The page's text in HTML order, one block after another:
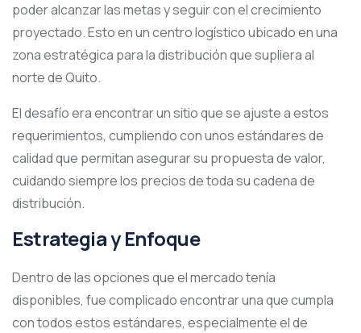
poder alcanzar las metas y seguir con el crecimiento
proyectado. Esto en un centro logístico ubicado en una
zona estratégica para la distribución que supliera al
norte de Quito.
El desafío era encontrar un sitio que se ajuste a estos
requerimientos, cumpliendo con unos estándares de
calidad que permitan asegurar su propuesta de valor,
cuidando siempre los precios de toda su cadena de
distribución.
Estrategia y Enfoque
Dentro de las opciones que el mercado tenía
disponibles, fue complicado encontrar una que cumpla
con todos estos estándares, especialmente el de